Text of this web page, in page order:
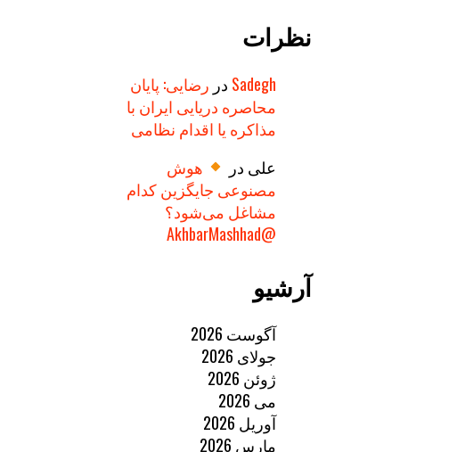
نظرات
Sadegh در رضایی: پایان
محاصره دریایی ایران با
مذاکره یا اقدام نظامی
علی در
هوش
مصنوعی جایگزین کدام
مشاغل می‌شود؟
@AkhbarMashhad
آرشیو
آگوست 2026
جولای 2026
ژوئن 2026
می 2026
آوریل 2026
مارس 2026